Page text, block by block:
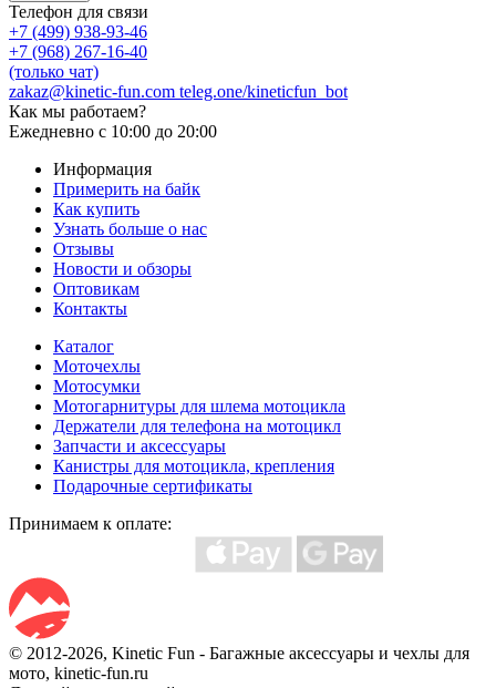
Телефон для связи
+7 (499) 938-93-46
+7 (968) 267-16-40
(только чат)
zakaz@kinetic-fun.com teleg.one/kineticfun_bot
Как мы работаем?
Ежедневно с 10:00 до 20:00
Информация
Примерить на байк
Как купить
Узнать больше о нас
Отзывы
Новости и обзоры
Оптовикам
Контакты
Каталог
Моточехлы
Мотосумки
Мотогарнитуры для шлема мотоцикла
Держатели для телефона на мотоцикл
Запчасти и аксессуары
Канистры для мотоцикла, крепления
Подарочные сертификаты
Принимаем к оплате:
© 2012-2026, Kinetic Fun - Багажные аксессуары и чехлы для
мото, kinetic-fun.ru